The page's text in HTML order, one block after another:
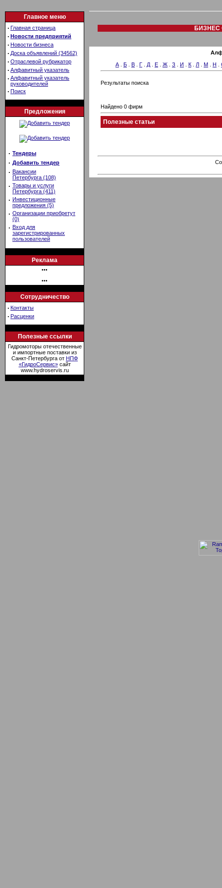
Главное меню
· Главная страница
· Новости предприятий
· Новости бизнеса
· Доска объявлений (34562)
· Отраслевой рубрикатор
· Алфавитный указатель
· Алфавитный указатель
руководителей
· Поиск
Предложения
· Тендеры
· Добавить тендер
· Вакансии
Петербурга (108)
· Товары и услуги
Петербурга (411)
· Инвестиционные
предложения (5)
· Организации приобретут
(0)
· Вход для
зарегистрированных
пользователей
Реклама
•••
•••
Сотрудничество
· Контакты
· Расценки
Полезные ссылки
Гидромоторы отечественные
и импортные поставки из
Санкт-Петербурга от НПФ
«ГидроСервис»сайт
www.hydroservis.ru
БИЗНЕС
А
Б В Г Д Е Ж З И К Л М Н
Результаты поиска
Найдено 0 фирм
Полезные статьи